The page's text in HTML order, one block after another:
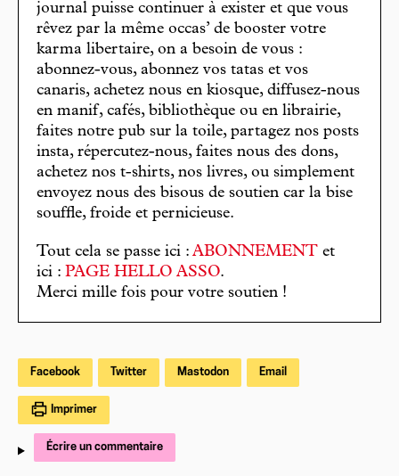
journal puisse continuer à exister et que vous
rêvez par la même occas’ de booster votre
karma libertaire, on a besoin de vous :
abonnez-vous, abonnez vos tatas et vos
canaris, achetez nous en kiosque, diffusez-nous
en manif, cafés, bibliothèque ou en librairie,
faites notre pub sur la toile, partagez nos posts
insta, répercutez-nous, faites nous des dons,
achetez nos t-shirts, nos livres, ou simplement
envoyez nous des bisous de soutien car la bise
souffle, froide et pernicieuse.
Tout cela se passe ici : ABONNEMENT et
ici : PAGE HELLO ASSO.
Merci mille fois pour votre soutien !
Facebook Twitter Mastodon Email
Imprimer
Écrire un commentaire